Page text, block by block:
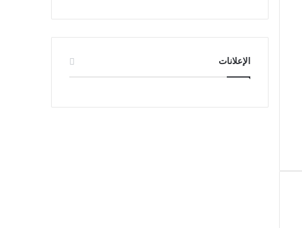
الإعلانات